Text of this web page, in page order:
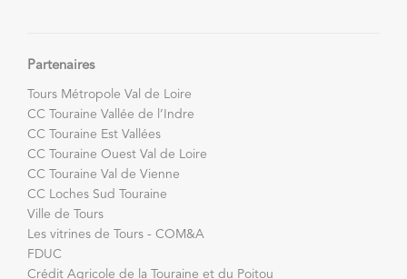
Partenaires
Tours Métropole Val de Loire
CC Touraine Vallée de l’Indre
CC Touraine Est Vallées
CC Touraine Ouest Val de Loire
CC Touraine Val de Vienne
CC Loches Sud Touraine
Ville de Tours
Les vitrines de Tours - COM&A
FDUC
Crédit Agricole de la Touraine et du Poitou